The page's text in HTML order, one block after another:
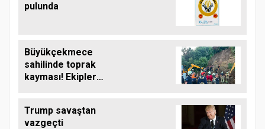
pulunda
Büyükçekmece
sahilinde toprak
kayması! Ekipler
Trump savaştan
vazgeçti